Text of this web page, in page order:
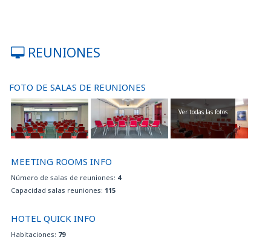
REUNIONES
FOTO DE SALAS DE REUNIONES
Ver todas las fotos
MEETING ROOMS INFO
Número de salas de reuniones: 4
Capacidad salas reuniones: 115
HOTEL QUICK INFO
Habitaciones: 79